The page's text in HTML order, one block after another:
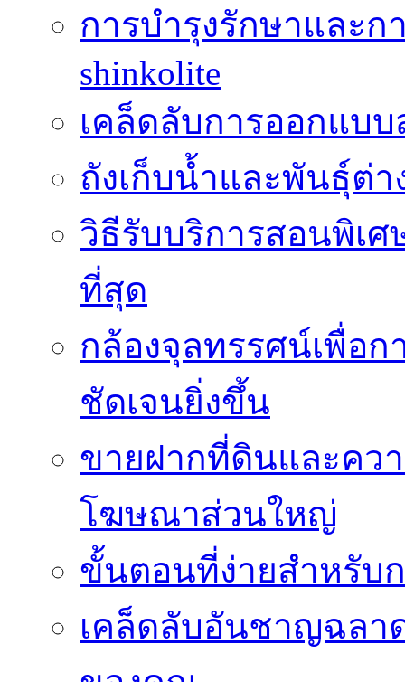
การบำรุงรักษาและ
shinkolite
เคล็ดลับการออกแบ
ถังเก็บน้ำและพันธุ์ต่า
วิธีรับบริการสอนพิเ
ที่สุด
กล้องจุลทรรศน์เพื่อ
ชัดเจนยิ่งขึ้น
ขายฝากที่ดินและคว
โฆษณาส่วนใหญ่
ขั้นตอนที่ง่ายสำหรับ
เคล็ดลับอันชาญฉลา